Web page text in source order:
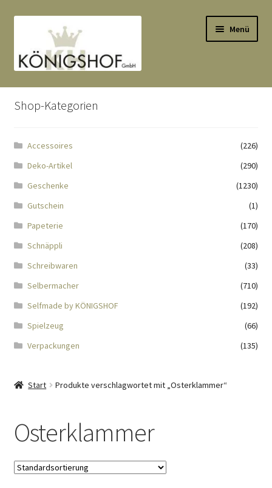
Navigation
springen
springen
Menü
Start
Anlässe
Datenauszug
Echtheit von Bewertungen
Impressum
Kasse
KÖNIGSHOF-Lädeli
Kontaktformular
Kunden-/Mitarbeitergeschenke
Shop-Kategorien
Accessoires
(226)
Deko-Artikel
(290)
Geschenke
(1230)
Gutschein
(1)
Papeterie
(170)
Schnäppli
(208)
Schreibwaren
(33)
Selbermacher
(710)
Selfmade by KÖNIGSHOF
(192)
Spielzeug
(66)
Verpackungen
(135)
Start Produkte verschlagwortet mit „Osterklammer“
Osterklammer